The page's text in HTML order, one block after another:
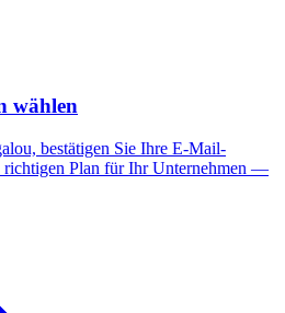
wählen
bestätigen Sie Ihre E-Mail-
richtigen Plan für Ihr Unternehmen —